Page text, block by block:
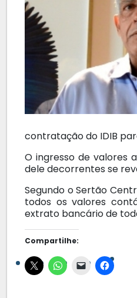
contratação do IDIB
O ingresso de valores
dele decorrentes se
Segundo o Sertão
todos os valores
extrato bancário de
Compartilhe: